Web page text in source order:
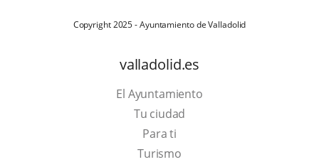
Copyright 2025 - Ayuntamiento de Valladolid
valladolid.es
El Ayuntamiento
Tu ciudad
Para ti
TurismoThis